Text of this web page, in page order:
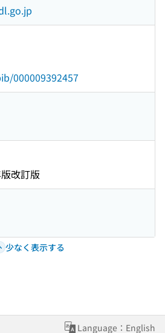
000009392457
改訂版
少なく表示する
Language：English